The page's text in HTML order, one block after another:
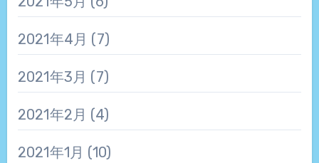
2021年4月 (7)
2021年3月 (7)
2021年2月 (4)
2021年1月 (10)